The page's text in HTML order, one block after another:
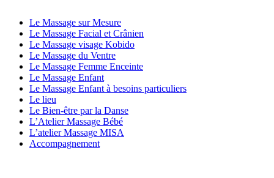
Le Massage sur Mesure
Le Massage Facial et Crânien
Le Massage visage Kobido
Le Massage du Ventre
Le Massage Femme Enceinte
Le Massage Enfant
Le Massage Enfant à besoins particuliers
Le lieu
Le Bien-être par la Danse
L’Atelier Massage Bébé
L’atelier Massage MISA
Accompagnement